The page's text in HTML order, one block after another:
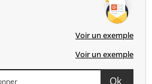
Voir un exemple
Voir un exemple